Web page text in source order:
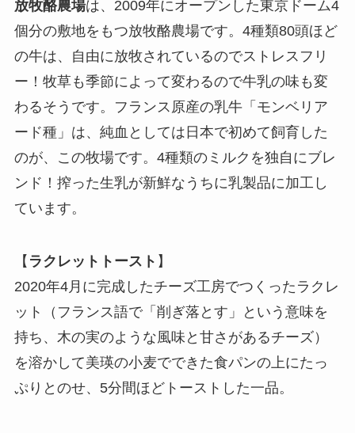
放牧酪農場は、2009年にオープンした東京ドーム4
個分の敷地をもつ放牧酪農場です。4種類80頭ほど
の牛は、自由に放牧されているのでストレスフリ
ー！牧草も季節によって変わるので牛乳の味も変
わるそうです。フランス原産の乳牛「モンベリア
ード種」は、純血としては日本で初めて飼育した
のが、この牧場です。4種類のミルクを独自にブレ
ンド！搾った生乳が新鮮なうちに乳製品に加工し
ています。
【 ラクレットトースト 】
2020年4月に完成したチーズ工房でつくったラクレ
ット（フランス語で「削ぎ落とす」という意味を
持ち、木の実のような風味と甘さがあるチーズ）
を溶かして美瑛の小麦でできた食パンの上にたっ
ぷりとのせ、5分間ほどトーストした一品。